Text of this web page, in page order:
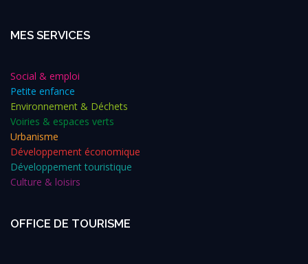
MES SERVICES
Social & emploi
Petite enfance
Environnement & Déchets
Voiries & espaces verts
Urbanisme
Développement économique
Développement touristique
Culture & loisirs
OFFICE DE TOURISME